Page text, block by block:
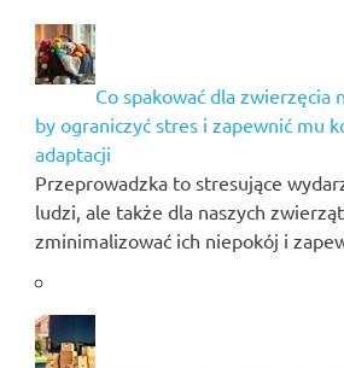
Co spakować dla zwierzęcia
by ograniczyć stres i zapewnić mu
adaptacji
Przeprowadzka to stresujące
ludzi, ale także dla naszych
zminimalizować ich niepokój i